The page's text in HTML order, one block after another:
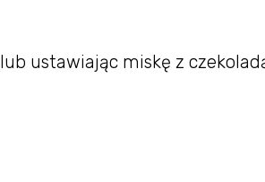
ustawiając miskę z